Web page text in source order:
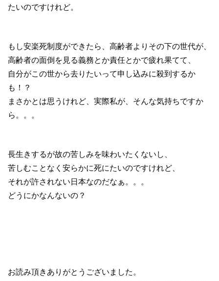
たいのですけれど。
もし安楽死制度ができたら、高齢者よりその下の世代が、
高齢者の面倒を見る義務とか責任とかで疲れ果てて、
自分がこの世から去りたいって申し込みに殺到するか
も！？
まさかとは思うけれど、実際私が、そんな気持ちですか
ら。。。
長生きするが故の苦しみを味わいたくないし、
苦しむことなく安らかに死にたいのですけれど、
それが許されない日本なのだなぁ。。。
どうにかなんないの？
お読み頂きありがとうございました。